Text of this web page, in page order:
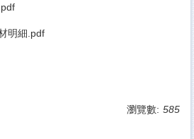
明細.pdf
瀏覽數: 585